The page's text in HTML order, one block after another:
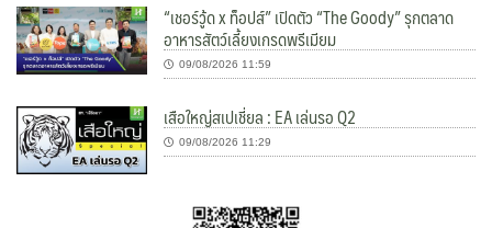
“เชอร์วู้ด x ท็อปส์” เปิดตัว “The Goody” รุกตลาด
อาหารสัตว์เลี้ยงเกรดพรีเมียม
09/08/2026 11:59
เสือใหญ่สเปเชี่ยล : EA เล่นรอ Q2
09/08/2026 11:29